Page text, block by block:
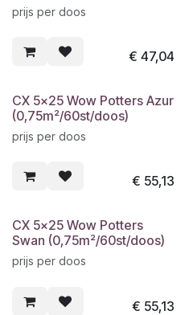
prijs per doos
€ 47,04
CX 5x25 Wow Potters Azur
(0,75m²/60st/doos)
prijs per doos
€ 55,13
CX 5x25 Wow Potters
Swan (0,75m²/60st/doos)
prijs per doos
€ 55,13